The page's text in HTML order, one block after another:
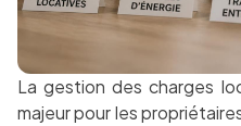
La gestion des charges
majeur pour les